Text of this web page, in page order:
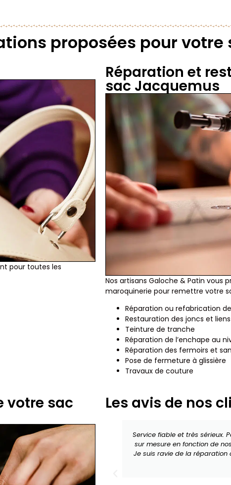
proposées pour
pour toutes les
Réparation et
sac Jacquemus
Nos artisans Galoche & Patin vous
maroquinerie pour remettre votre
Réparation ou refabrication
Restauration des joncs et liens
Teinture de tranche
Réparation de l’enchape au
Réparation des fermoirs et
Pose de fermeture à glissière
Travaux de couture
votre sac Les avis de nos
Service fiable et très sérieux.
sur mesure en fonction de
Je suis ravie de la réparation